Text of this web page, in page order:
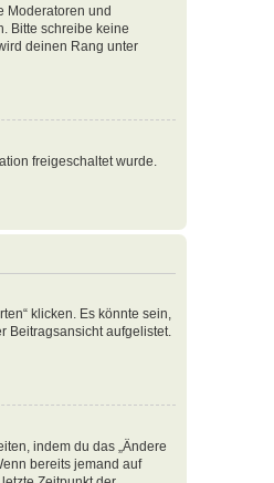
Moderatoren und
Bitte schreibe keine
deinen Rang unter
freigeschaltet wurde.
klicken. Es könnte sein,
Beitragsansicht aufgelistet.
indem du das „Ändere
bereits jemand auf